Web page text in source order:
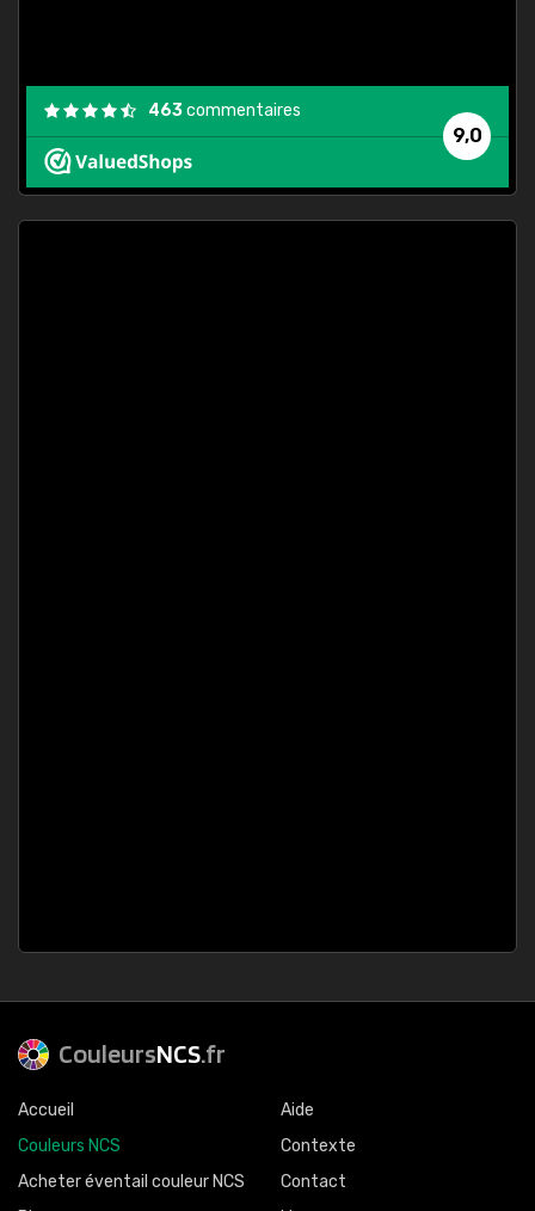
9,0
463commentaires
CouleursNCS.fr
Accueil
Couleurs NCS
Acheter éventail couleur NCS
Aide
Contexte
Contact